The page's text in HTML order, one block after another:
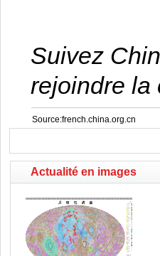
Suivez
rejoindre la
Source:french.china.org.cn